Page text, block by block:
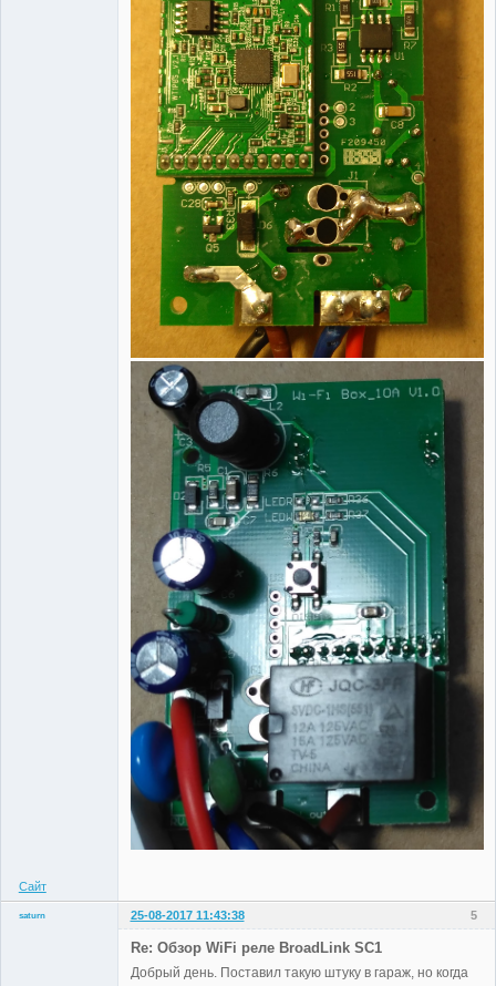
Сайт
5
saturn
25-08-2017 11:43:38
Re: Обзор WiFi реле BroadLink SC1
Добрый день. Поставил такую штуку в гараж, но когда